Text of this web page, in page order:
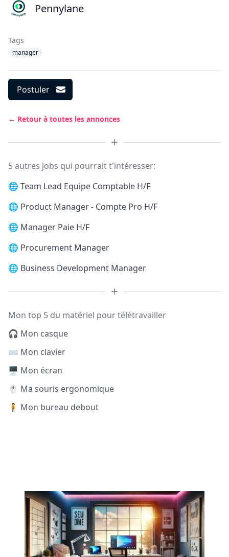
Pennylane
Tags
manager
Postuler
← Retour à toutes les annonces
5 autres jobs qui pourrait t'intéresser:
🌐 Team Lead Equipe Comptable H/F
🌐 Product Manager - Compte Pro H/F
🌐 Manager Paie H/F
🌐 Procurement Manager
🌐 Business Development Manager
Mon top 5 du matériel pour télétravailler
🎧 Mon casque
⌨️ Mon clavier
🖥️ Mon écran
🖱️ Ma souris ergonomique
🧍 Mon bureau debout